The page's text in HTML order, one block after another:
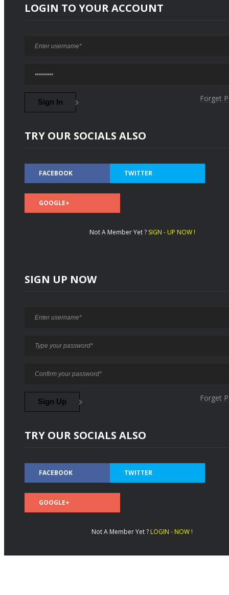
LOGIN TO YOUR ACCOUNT
Forget
TRY OUR SOCIALS ALSO
FACEBOOK TWITTER
GOOGLE+
Not A Member Yet ? SIGN - UP NOW !
SIGN UP NOW
Forget
TRY OUR SOCIALS ALSO
FACEBOOK TWITTER
GOOGLE+
Not A Member Yet ? LOGIN - NOW !